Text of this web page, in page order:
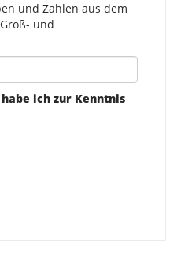
und Zahlen aus dem
und
ich zur Kenntnis